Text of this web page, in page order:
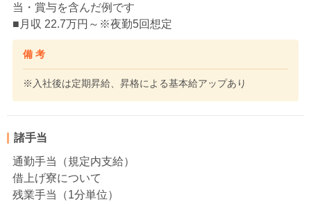
当・賞与を含んだ例です
■月収 22.7万円～※夜勤5回想定
備 考
※入社後は定期昇給、昇格による基本給アップあり
諸手当
通勤手当（規定内支給）
借上げ寮について
残業手当（1分単位）